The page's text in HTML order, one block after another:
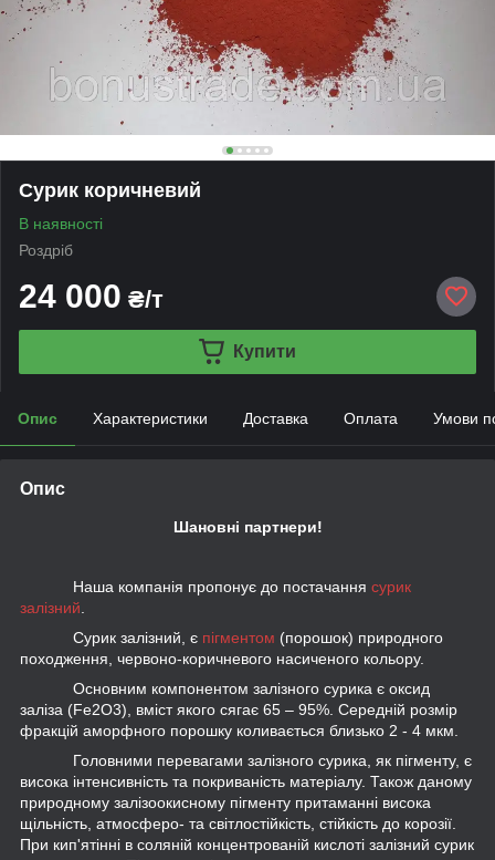
Сурик коричневий
В наявності
Роздріб
24 000 ₴/т
Купити
Опис Характеристики Доставка Оплата Умови
Опис
Шановні партнери!
Наша компанія пропонує до постачання сурик
залізний
Сурик залізний, є пігментом (порошок) природного
походження, червоно-коричневого насиченого кольору.
Основним компонентом залізного сурика є оксид
заліза (Fe2O3), вміст якого сягає 65 – 95%. Середній розмір
фракцій аморфного порошку коливається близько 2 - 4 мкм.
Головними перевагами залізного сурика, як пігменту, є
висока інтенсивність та покриваність матеріалу. Також даному
природному залізоокисному пігменту притаманні висока
щільність, атмосферо- та світлостійкість, стійкість до корозії.
При кип'ятінні в соляній концентрованій кислоті залізний сурик